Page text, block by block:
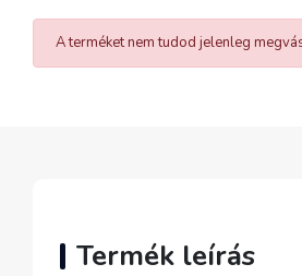
A terméket nem tudod jelenleg
Termék leírás